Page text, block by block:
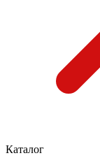
Каталог